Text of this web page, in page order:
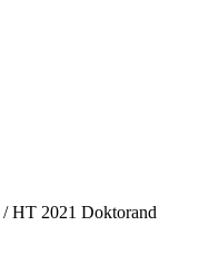
/HT 2021 Doktorand